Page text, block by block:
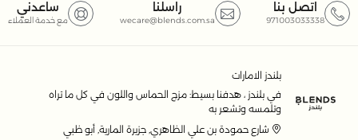
اتصل بنا
971003033338
راسلنا
wecare@blends.com.sa
ساعدني
مع خدمة العملاء
بلندز الامارات
في بلندز ، هدفنا بسيط: مزج الحماس واللون في كل ما تراه
وتلمسه وتشعر به
شارع حمودة بن علي الظاهري, جزيرة المارية, أبو ظبي